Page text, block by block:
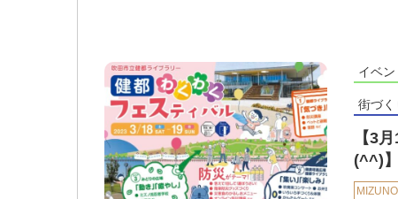
イベン
街づく
【3
(^^)
MIZUNO